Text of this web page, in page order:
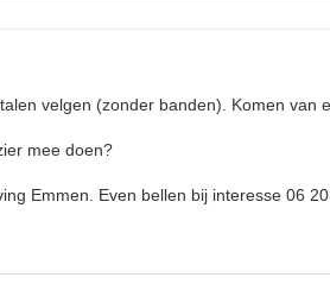
velgen (zonder banden). Komen van
mee doen?
Emmen. Even bellen bij interesse 06